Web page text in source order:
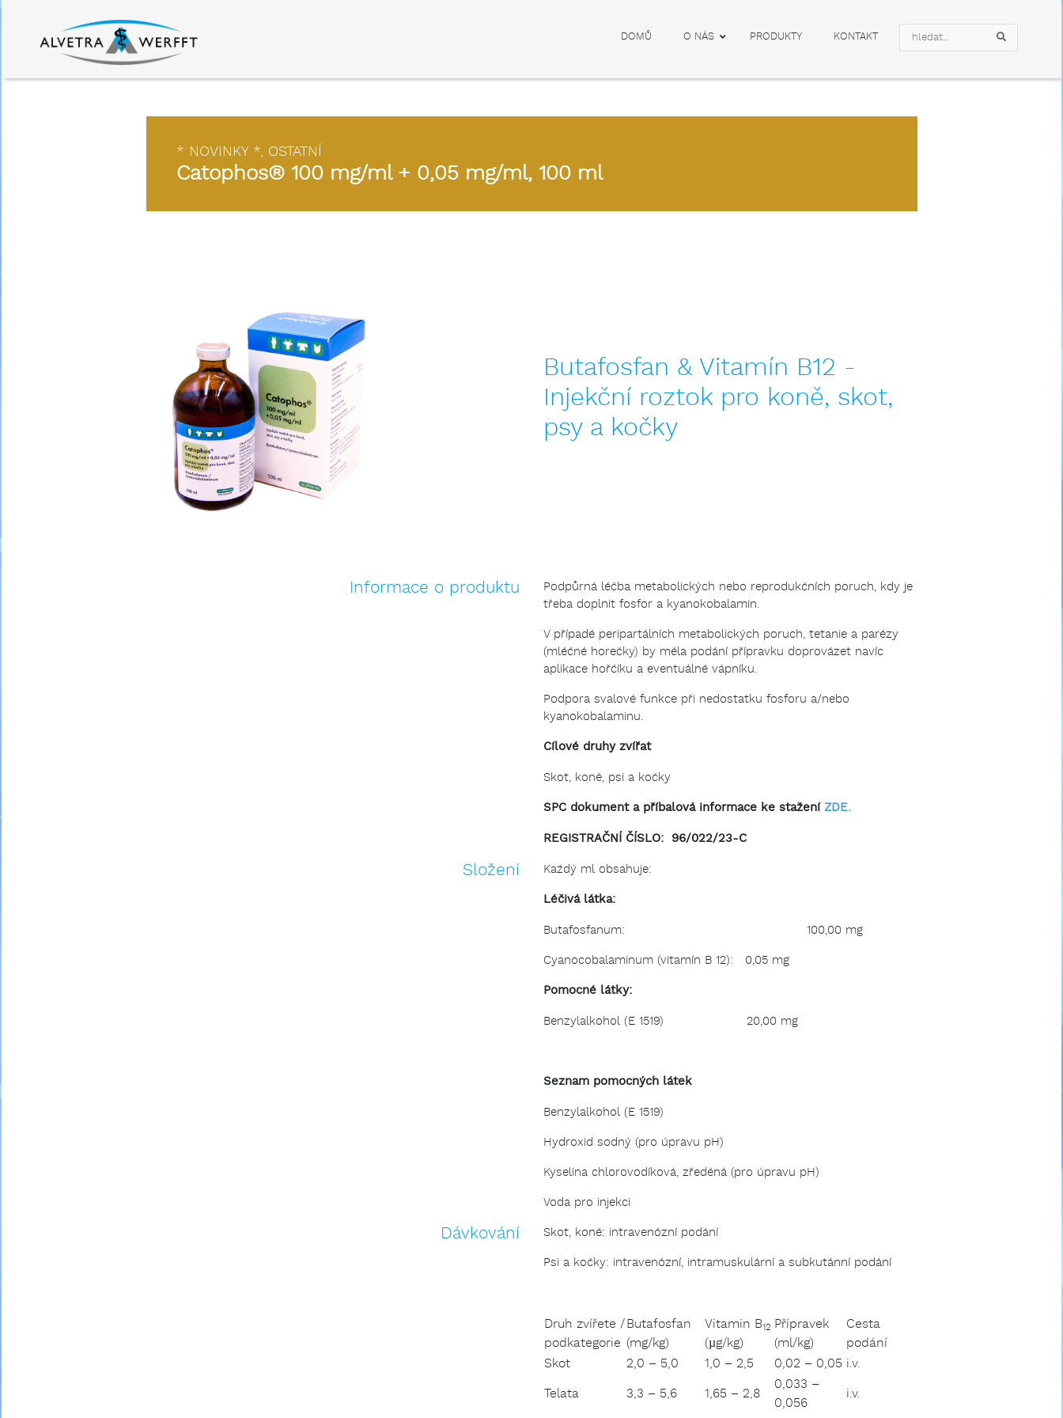
DOMŮ O NÁS PRODUKTY KONTAKT
* NOVINKY *, OSTATNÍ
Catophos® 100 mg/ml + 0,05 mg/ml, 100 ml
Butafosfan & Vitamín B12 -
Injekční roztok pro koně, skot,
psy a kočky
Informace o produktu
Podpůrná léčba metabolických nebo reprodukčních poruch, kdy je
třeba doplnit fosfor a kyanokobalamin.
V případě peripartálních metabolických poruch, tetanie a parézy
(mléčné horečky) by měla podání přípravku doprovázet navíc
aplikace hořčíku a eventuálně vápníku.
Podpora svalové funkce při nedostatku fosforu a/nebo
kyanokobalaminu.
Cílové druhy zvířat
Skot, koně, psi a kočky
SPC dokument a příbalová informace ke staženíZDE.
REGISTRAČNÍ ČÍSLO: 96/022/23-C
Složení Každý ml obsahuje:
Léčivá látka:
Butafosfanum: 100,00 mg
Cyanocobalaminum (vitamín B 12): 0,05 mg
Pomocné látky:
Benzylalkohol (E 1519) 20,00 mg
Seznam pomocných látek
Benzylalkohol (E 1519)
Hydroxid sodný (pro úpravu pH)
Kyselina chlorovodíková, zředěná (pro úpravu pH)
Voda pro injekci
Dávkování
Skot, koně: intravenózní podání
Psi a kočky: intravenózní, intramuskulární a subkutánní podání
Druh zvířete /
podkategorie
Butafosfan
(mg/kg)
Vitamin B12
(µg/kg)
Přípravek
(ml/kg)
Cesta
podání
Skot
2,0 – 5,0 1,0 – 2,5 0,02 – 0,05 i.v.
Telata
3,3 – 5,6 1,65 – 2,8
0,033 –
0,056
i.v.